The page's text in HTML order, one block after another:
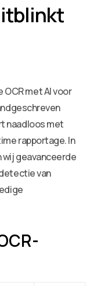
met AI voor
naadloos met
rapportage. In
geavanceerde
van